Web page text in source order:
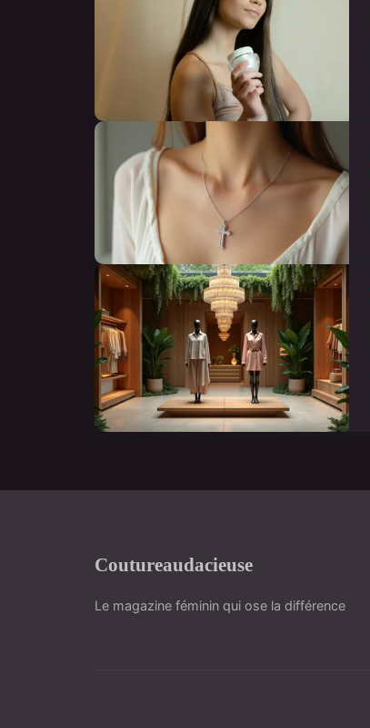
Coutureaudacieuse
Le magazine féminin qui ose la différence